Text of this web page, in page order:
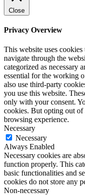
Close
Privacy Overview
This website uses
navigate through the
categorized as necessary
essential for the working
also use third-party
you use this website.
only with your consent.
cookies. But opting out of
browsing experience.
Necessary
Necessary
Always Enabled
Necessary cookies are
function properly. This
basic functionalities and
cookies do not store any
Non-necessary